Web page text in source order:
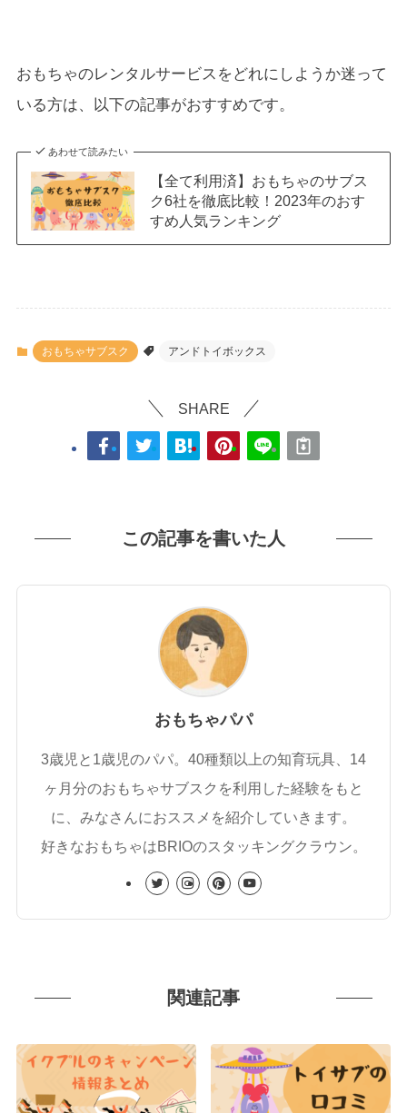
おもちゃのレンタルサービスをどれにしようか迷って
いる方は、以下の記事がおすすめです。
あわせて読みたい
【全て利用済】おもちゃのサブス
ク6社を徹底比較！2023年のおす
すめ人気ランキング
おもちゃサブスク アンドトイボックス
SHARE
この記事を書いた人
おもちゃパパ
3歳児と1歳児のパパ。40種類以上の知育玩具、14
ヶ月分のおもちゃサブスクを利用した経験をもと
に、みなさんにおススメを紹介していきます。
好きなおもちゃはBRIOのスタッキングクラウン。
関連記事